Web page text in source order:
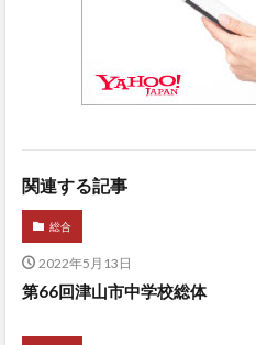
関連する記事
総合
2022年5月13日
第66回津山市中学校総体